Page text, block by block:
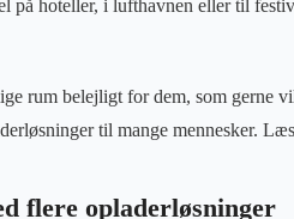
på hoteller, i lufthavnen eller til
rum belejligt for dem, som gerne
til mange mennesker.
flere opladerløsninger